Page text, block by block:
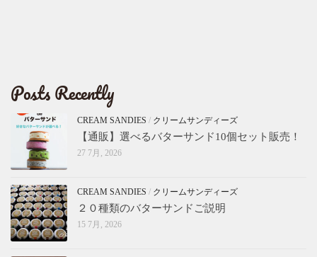
Posts Recently
CREAM SANDIES / クリームサンディーズ
【通販】選べるバターサンド10個セット販売！
27 7月, 2026
CREAM SANDIES / クリームサンディーズ
２０種類のバターサンドご説明
15 7月, 2026